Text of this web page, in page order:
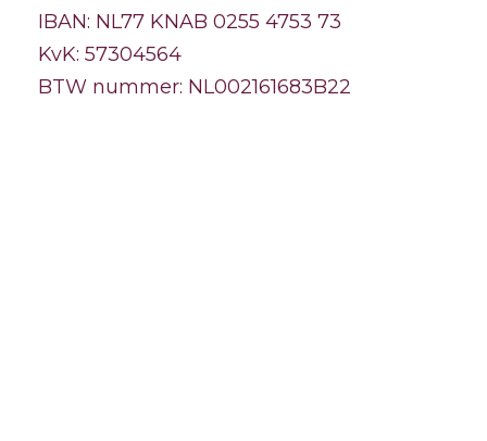
IBAN: NL77 KNAB 0255 4753 73
KvK: 57304564
BTW nummer: NL002161683B22